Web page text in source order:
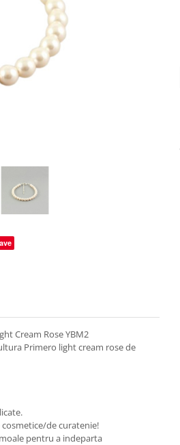
Cream Rose YBM2
Primero light cream rose de
de curatenie!
pentru a indeparta